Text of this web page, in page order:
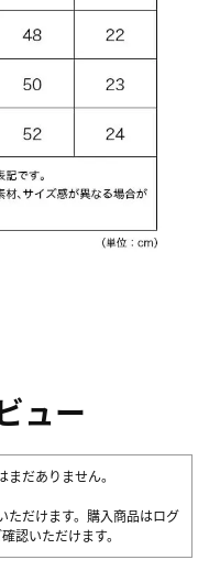
ュー
だありません。
ただけます。購入商品はログ
認いただけます。